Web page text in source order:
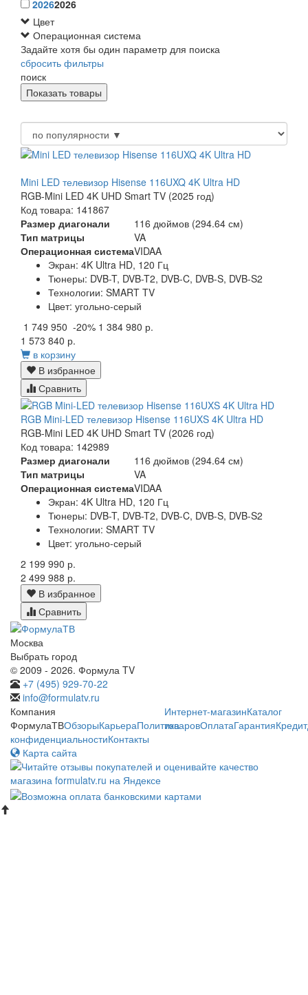
20262026
Цвет
Операционная система
Задайте хотя бы один параметр для поиска
сбросить фильтры
поиск
Mini LED телевизор Hisense 116UXQ 4K Ultra HD
RGB-Mini LED 4K UHD Smart TV (2025 год)
Код товара: 141867
Размер диагонали
116 дюймов (294.64 см)
Тип матрицы
VA
Операционная системаVIDAA
Экран: 4K Ultra HD, 120 Гц
Тюнеры: DVB-T, DVB-T2, DVB-C, DVB-S, DVB-S2
Технологии: SMART TV
Цвет: угольно-серый
1 749 950 -20% 1 384 980 р.
1 573 840 р.
в корзину
В избранное
Сравнить
RGB Mini-LED телевизор Hisense 116UXS 4K Ultra HD
RGB-Mini LED 4K UHD Smart TV (2026 год)
Код товара: 142989
Размер диагонали
116 дюймов (294.64 см)
Тип матрицы
VA
Операционная системаVIDAA
Экран: 4K Ultra HD, 120 Гц
Тюнеры: DVB-T, DVB-T2, DVB-C, DVB-S, DVB-S2
Технологии: SMART TV
Цвет: угольно-серый
2 199 990 р.
2 499 988 р.
В избранное
Сравнить
Москва
Выбрать город
© 2009 - 2026. Формула TV
+7 (495) 929-70-22
info@formulatv.ru
Компания
ФормулаТВОбзорыКарьераПолитика
конфиденциальностиКонтакты
Интернет-магазинКаталог
товаровОплатаГарантияКредит
Карта сайта